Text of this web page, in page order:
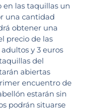
en las taquillas un
una cantidad
obtener una
precio de las
y 3 euros
del
abiertas
encuentro de
estarán sin
podrán situarse